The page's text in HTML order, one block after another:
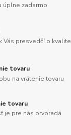
úplne zadarmo
Vás presvedčí o kvalite
tovaru
na vrátenie tovaru
tovaru
je pre nás prvoradá